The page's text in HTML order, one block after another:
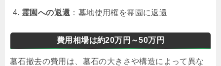
霊園への返還 ：墓地使用権を霊園に返還
費用相場は約20万円～50万円
墓石撤去の費用は、墓石の大きさや構造によって異な